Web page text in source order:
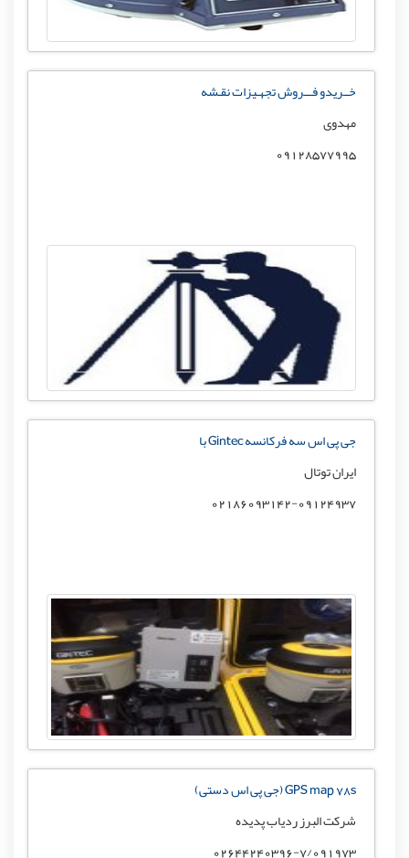
خــریدو فـــروش تجهـیزات نقـشه
مهدوی
09128577995
جی پی اس سه فرکانسه Gintec با
ایران توتال
02186093142-09124937
GPS map 78s (جی پی اس دستی)
شرکت البرز ردیاب پدیده
02644240396-7/091973